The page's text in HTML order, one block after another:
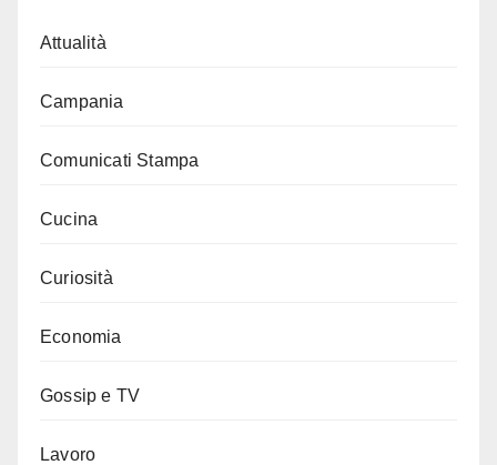
Attualità
Campania
Comunicati Stampa
Cucina
Curiosità
Economia
Gossip e TV
Lavoro